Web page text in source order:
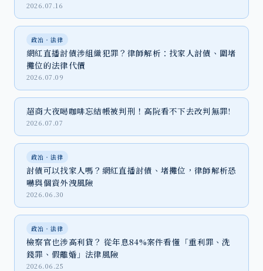
2026.07.16
政治‧法律
網紅直播討債涉組織犯罪？律師解析：找家人討債、圍堵
攤位的法律代價
2026.07.09
超商大夜喝咖啡忘結帳被判刑！高院看不下去改判無罪!
2026.07.07
政治‧法律
討債可以找家人嗎？網紅直播討債、堵攤位，律師解析恐
嚇與個資外洩風險
2026.06.30
政治‧法律
檢察官也涉高利貸？ 從年息84%案件看懂「重利罪、洗
錢罪、假離婚」法律風險
2026.06.25